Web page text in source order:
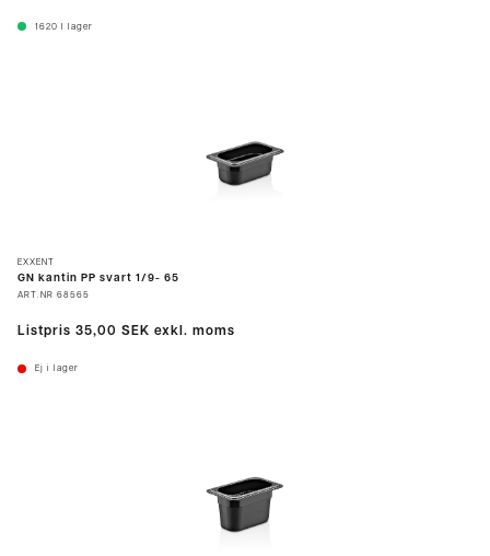
1620 I lager
EXXENT
GN kantin PP svart 1/9- 65
ART.NR 68565
Listpris 35,00 SEK exkl. moms
Ej i lager